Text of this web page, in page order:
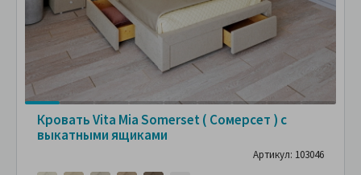
Кровать Vita Mia Somerset ( Сомерсет ) с
выкатными ящиками
Артикул: 103046